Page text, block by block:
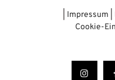
Impressum
Cookie-